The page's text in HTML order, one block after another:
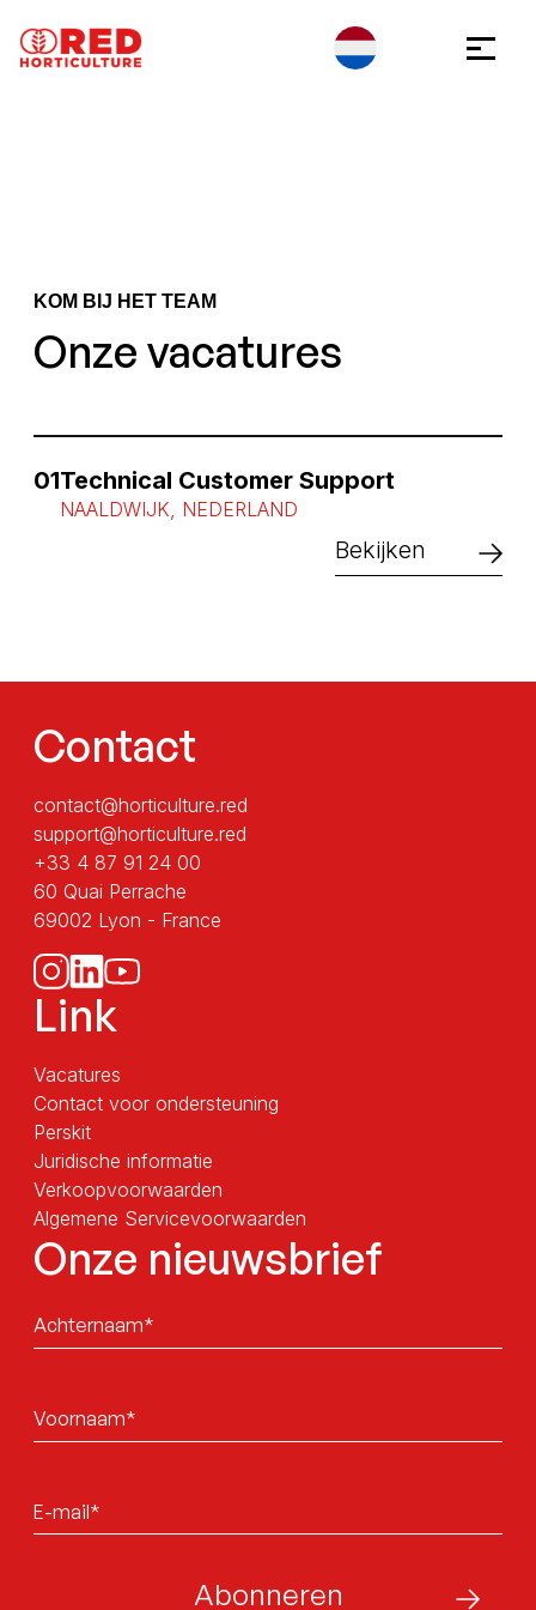
KOM BIJ HET TEAM
Onze vacatures
01Technical Customer Support
NAALDWIJK, NEDERLAND
Bekijken
Contact
contact@horticulture.red
support@horticulture.red
+33 4 87 91 24 00
60 Quai Perrache
69002 Lyon - France
Link
Vacatures
Contact voor ondersteuning
Perskit
Juridische informatie
Verkoopvoorwaarden
Algemene Servicevoorwaarden
Onze nieuwsbrief
Sans
titre
Sans
titre
E-
mail*